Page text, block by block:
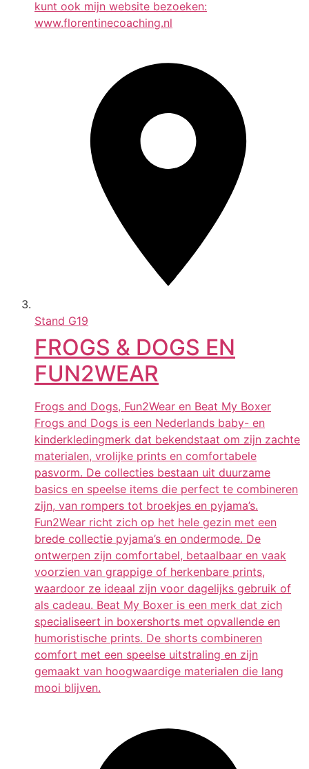
kunt ook mijn website bezoeken:
www.florentinecoaching.nl
Stand G19
FROGS & DOGS EN
FUN2WEAR
Frogs and Dogs, Fun2Wear en Beat My Boxer
Frogs and Dogs is een Nederlands baby- en
kinderkledingmerk dat bekendstaat om zijn zachte
materialen, vrolijke prints en comfortabele
pasvorm. De collecties bestaan uit duurzame
basics en speelse items die perfect te combineren
zijn, van rompers tot broekjes en pyjama’s.
Fun2Wear richt zich op het hele gezin met een
brede collectie pyjama’s en ondermode. De
ontwerpen zijn comfortabel, betaalbaar en vaak
voorzien van grappige of herkenbare prints,
waardoor ze ideaal zijn voor dagelijks gebruik of
als cadeau. Beat My Boxer is een merk dat zich
specialiseert in boxershorts met opvallende en
humoristische prints. De shorts combineren
comfort met een speelse uitstraling en zijn
gemaakt van hoogwaardige materialen die lang
mooi blijven.